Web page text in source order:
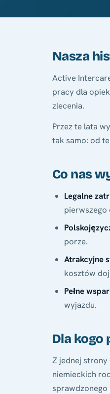
Nasza
Active
pracy dla
zlecenia.
Przez te lata
tak samo: od
Co nas
Legalne
pierwszego
porze.
Atrakcyjne
kosztów
Pełne
wyjazdu.
Dla kogo
Z jednej
niemieckich
sprawdzonego